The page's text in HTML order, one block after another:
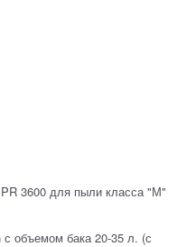
3600 для пыли класса "М"
объемом бака 20-35 л. (с